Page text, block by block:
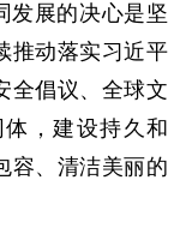
发展的决心是坚
推动落实习近平
全倡议、全球文
，建设持久和
容、清洁美丽的